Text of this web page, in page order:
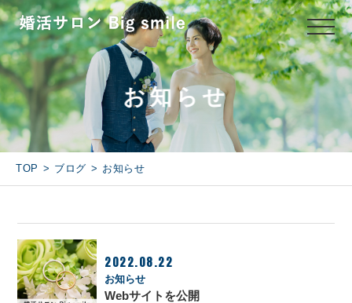
お知らせ
TOP ブログ お知らせ
2022.08.22
お知らせ
Webサイトを公開